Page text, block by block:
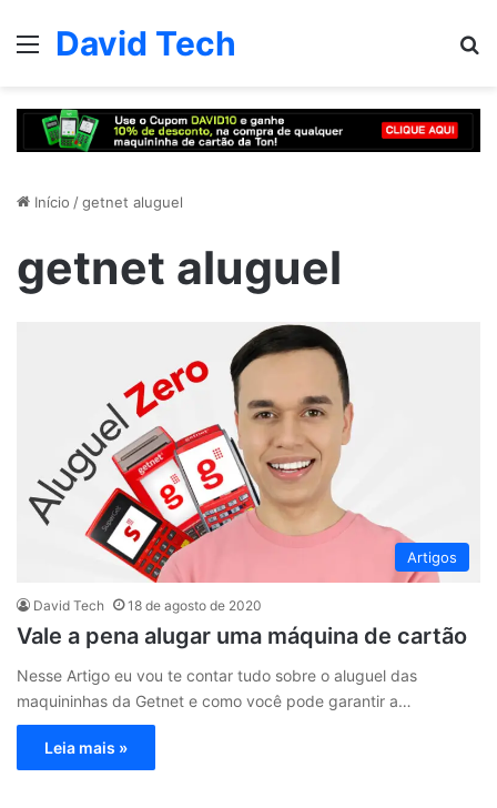
Menu
David Tech
Início /getnet aluguel
getnet aluguel
Artigos
David Tech 18 de agosto de 2020
Vale a pena alugar uma máquina de cartão
Nesse Artigo eu vou te contar tudo sobre o aluguel das
maquininhas da Getnet e como você pode garantir a…
Leia mais »